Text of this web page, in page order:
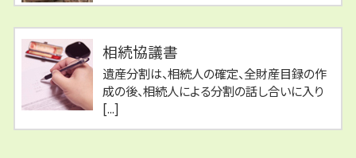
相続協議書
遺産分割は、相続人の確定、全財産目録の作
成の後、相続人による分割の話し合いに入り
[...]